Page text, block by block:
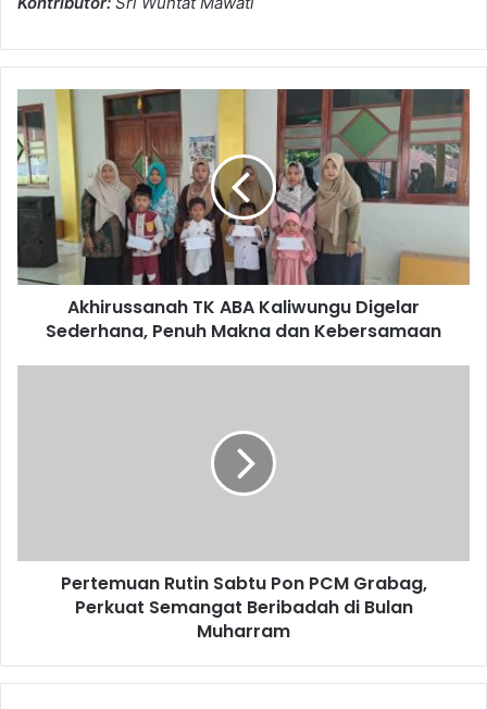
Akhirussanah
TK
ABA
Kaliwungu
Digelar
Sederhana,
Penuh
Makna
dan
KebersamaanAkhirussanah TK ABA Kaliwungu Digelar
Sederhana, Penuh Makna dan Kebersamaan
Beribadah
Pertemuan Rutin Sabtu Pon PCM Grabag,
Perkuat Semangat Beribadah di Bulan
Muharram